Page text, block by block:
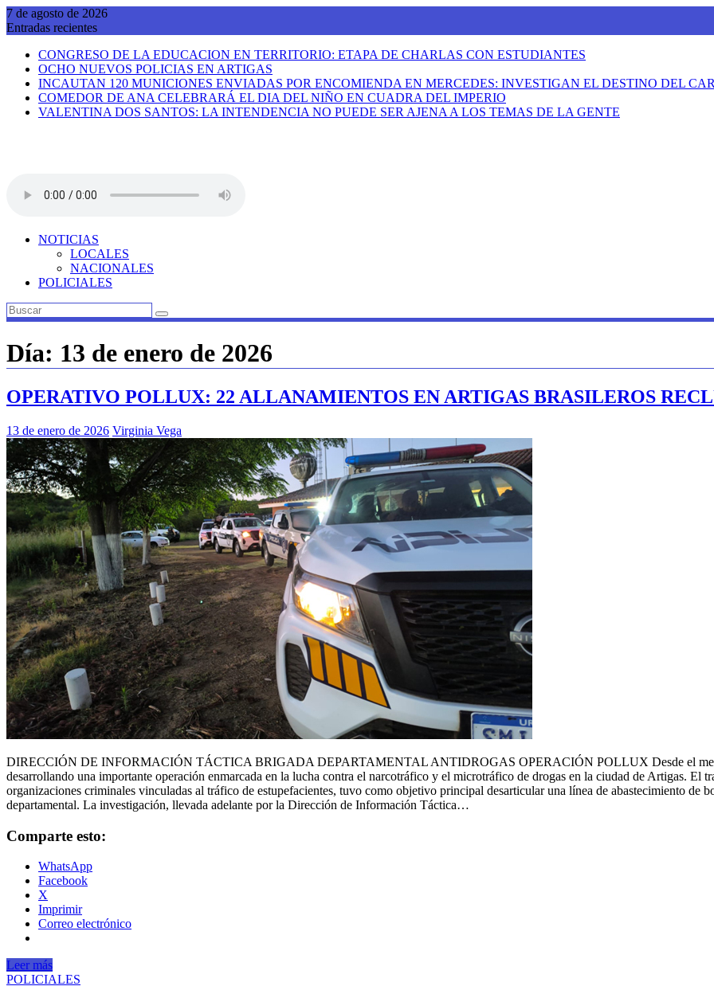
Saltar
al
7 de agosto de 2026
Entradas recientes
CONGRESO DE LA EDUCACION EN TERRITORIO: ETAPA DE CHARLAS CON ESTUDIANTES
OCHO NUEVOS POLICIAS EN ARTIGAS
INCAUTAN 120 MUNICIONES ENVIADAS POR ENCOMIENDA EN MERCEDES: INVESTIGAN EL DESTINO DEL
COMEDOR DE ANA CELEBRARÁ EL DIA DEL NIÑO EN CUADRA DEL IMPERIO
VALENTINA DOS SANTOS: LA INTENDENCIA NO PUEDE SER AJENA A LOS TEMAS DE LA GENTE
NOTICIAS
LOCALES
NACIONALES
POLICIALES
Día: 13 de enero de 2026
OPERATIVO POLLUX: 22 ALLANAMIENTOS EN ARTIGAS BRASILEROS
13 de enero de 2026 Virginia Vega
DIRECCIÓN DE INFORMACIÓN TÁCTICA BRIGADA DEPARTAMENTAL ANTIDROGAS OPERACIÓN POLLUX Desde el mes
desarrollando una importante operación enmarcada en la lucha contra el narcotráfico y el microtráfico de drogas en la ciudad de Artigas. El
organizaciones criminales vinculadas al tráfico de estupefacientes, tuvo como objetivo principal desarticular una línea de abastecimiento de
departamental. La investigación, llevada adelante por la Dirección de Información Táctica…
Comparte esto:
WhatsApp
Facebook
X
Imprimir
Correo electrónico
Leer más
POLICIALES